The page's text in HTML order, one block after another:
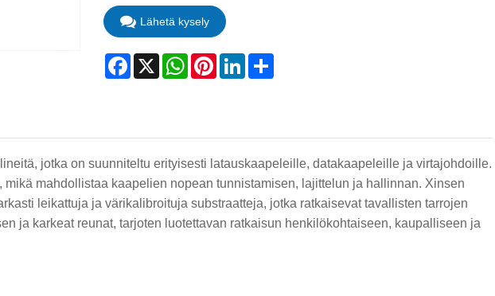
Lähetä kysely
Facebook
X WhatsApp
PinterestLinkedInShare
jotka on suunniteltu erityisesti latauskaapeleille, datakaapeleille ja virtajohdoille.
mahdollistaa kaapelien nopean tunnistamisen, lajittelun ja hallinnan. Xinsen
leikattuja ja värikalibroituja substraatteja, jotka ratkaisevat tavallisten tarrojen
ja karkeat reunat, tarjoten luotettavan ratkaisun henkilökohtaiseen, kaupalliseen ja